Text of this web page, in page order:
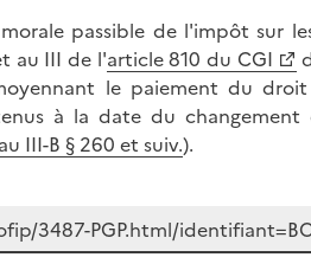
passible de l'impôt sur
au III de l'article 810 du CGI
le paiement du droit
à la date du changement
III-B § 260 et suiv.).